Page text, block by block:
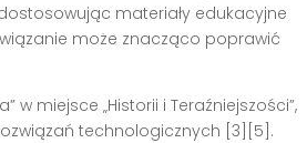
materiały edukacyjne
może znacząco poprawić
miejsce „Historii i Teraźniejszości”,
technologicznych [3][5].